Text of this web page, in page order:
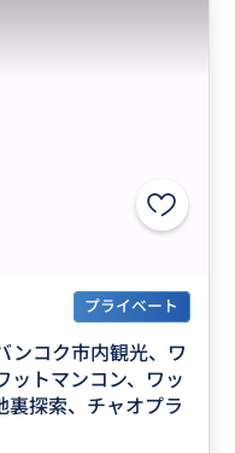
プライベート
ンコク市内観光、ワ
ットマンコン、ワッ
裏探索、チャオプラ